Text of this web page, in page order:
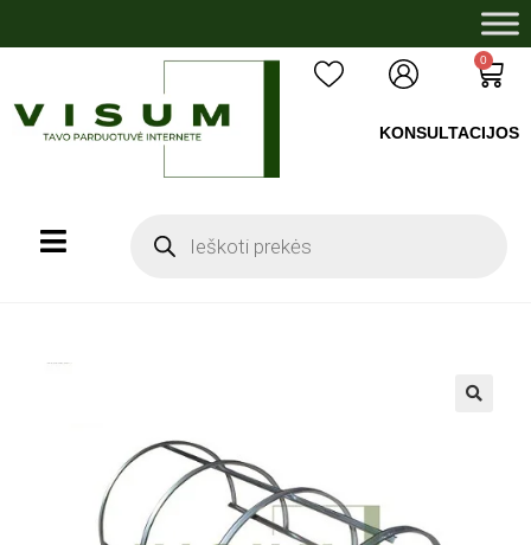
0
KONSULTACIJOS